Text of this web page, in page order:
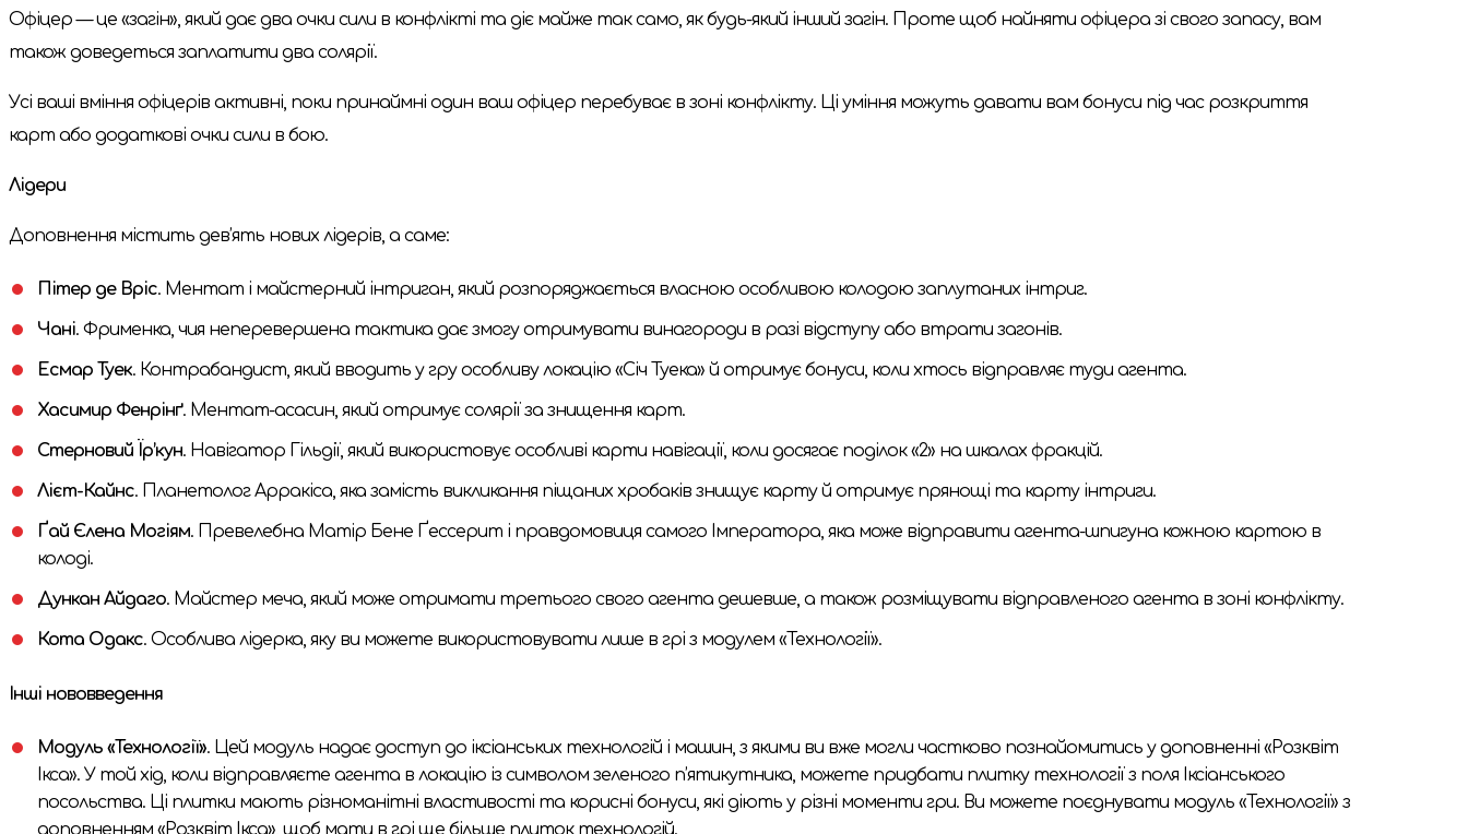
Офіцер — це «загін», який дає два очки сили в конфлікті та діє майже так само, як будь-який інший загін. Проте щоб найняти офіцера зі свого запасу, вам
також доведеться заплатити два солярії.
Усі ваші вміння офіцерів активні, поки принаймні один ваш офіцер перебуває в зоні конфлікту. Ці уміння можуть давати вам бонуси під час розкриття
карт або додаткові очки сили в бою.
Лідери
Доповнення містить дев’ять нових лідерів, а саме:
Пітер де Вріс. Ментат і майстерний інтриган, який розпоряджається власною особливою колодою заплутаних інтриг.
Чані. Фрименка, чия неперевершена тактика дає змогу отримувати винагороди в разі відступу або втрати загонів.
Есмар Туек. Контрабандист, який вводить у гру особливу локацію «Січ Туека» й отримує бонуси, коли хтось відправляє туди агента.
Хасимир Фенрінґ. Ментат-асасин, який отримує солярії за знищення карт.
Стерновий Їр’кун. Навігатор Гільдії, який використовує особливі карти навігації, коли досягає поділок «2» на шкалах фракцій.
Лієт-Кайнс. Планетолог Арракіса, яка замість викликання піщаних хробаків знищує карту й отримує прянощі та карту інтриги.
Ґай Єлена Могіям. Превелебна Матір Бене Ґессерит і правдомовиця самого Імператора, яка може відправити агента-шпигуна кожною картою в
колоді.
Дункан Айдаго. Майстер меча, який може отримати третього свого агента дешевше, а також розміщувати відправленого агента в зоні конфлікту.
Кота Одакс. Особлива лідерка, яку ви можете використовувати лише в грі з модулем «Технології».
Інші нововведення
Модуль «Технології». Цей модуль надає доступ до іксіанських технологій і машин, з якими ви вже могли частково познайомитись у доповненні «Розквіт
Ікса». У той хід, коли відправляєте агента в локацію із символом зеленого п’ятикутника, можете придбати плитку технології з поля Іксіанського
посольства. Ці плитки мають різноманітні властивості та корисні бонуси, які діють у різні моменти гри. Ви можете поєднувати модуль «Технології» з
доповненням «Розквіт Ікса», щоб мати в грі ще більше плиток технологій.